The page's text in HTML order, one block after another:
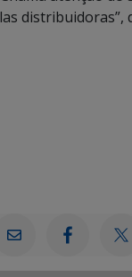
distribuidoras”,